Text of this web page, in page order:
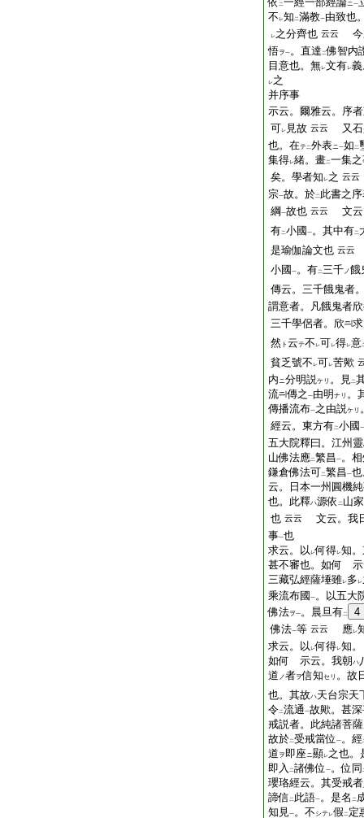
二 ニ一
不 レ知 二滿教一由致也
レ之分齊也 云云
今
悟ヲ一。直達 二佛智内
目意也。無レ文有レ
レ之
并序事
示云。爾雅云。序
可レ 見故 云云
又石
也。在テ二外表ニ一如 二
集得レ緒。畫二一集
矣。學者知 レ之 云云
宗一故。於二 此書之
綱一故也 云云
文云
有二小國 一。其中有二
是瑜伽論文也 云云
小國 一。有二三千ノ餓
傳云。三千餓鬼者
謂意者。凡餓鬼者欣
三千學侶者。欣
然 ト 云テ不 レ可レ得レ意
貧乏號不 レ可レ苦歟
内ニ分明説ケリ 。見二
流
傳之 一由明 ナリ 。
傳播流布一之由説ケリ
經云。東方有二小國 一
五大院釋曰。江州
山佛法應二繁昌一。
鎌倉佛法可二繁昌一
云。日本一州圓機
也。此釋ハ源依 二 山
也 云云
文云。我
事一也
求云。以 レ何得レ知
甚不審也。如何 示
三藏弘經薩埵雖レ多 レ
乘流布國 一。以五大
佛法ヲ一。晨旦有二
4
佛法一等 云云 應レ
求云。以 レ何得レ知
如何 示云。我朝ハ
道 ノ者ヲ信知セリ 。故
也。其故ハ天台宗天
令二流通一故歟。甚
戒説者。此純諸菩
故於二受戒當位 一。經
道 ヲ 即座ニ顯レ之也。
即入 二諸佛位 一。位同
瓔珞經云。其受戒
諦信 二 此語一。是名 二
知見一。不 シテレ假 二 定